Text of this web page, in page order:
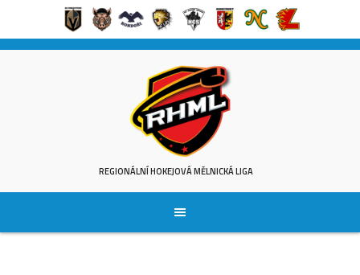
Skip
REGIONÁLNÍ HOKEJOVÁ MĚLNICKÁ LIGA